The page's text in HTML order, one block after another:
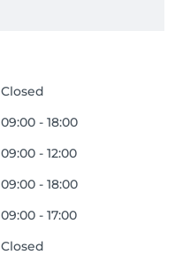
Closed
09:00 - 18:00
09:00 - 12:00
09:00 - 18:00
09:00 - 17:00
Closed